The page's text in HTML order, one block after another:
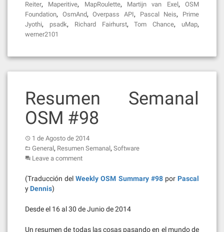
Reiter, Maperitive, MapRoulette, Martijn van Exel,OSM
Foundation, OsmAnd,Overpass API, Pascal Neis, Prime
Jyothi, psadk, Richard Fairhurst,Tom Chance, uMap,
werner2101
Resumen Semanal
OSM #98
1 de Agosto de 2014
General, Resumen Semanal, Software
Leave a comment
(Traducción delWeekly OSM Summary #98por Pascal
y Dennis)
Desde el 16 al 30 de Junio de 2014
Un resumen de todas las cosas pasando en el mundo de